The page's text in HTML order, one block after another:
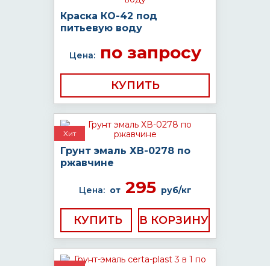
Краска КО-42 под
питьевую воду
Цена:по запросу
КУПИТЬ
Хит
Грунт эмаль ХВ-0278 по
ржавчине
Цена: от295 руб/кг
КУПИТЬ